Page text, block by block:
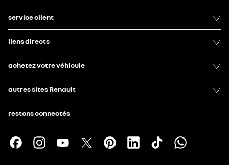
service client
liens directs
achetez votre véhicule
autres sites Renault
restons connectés